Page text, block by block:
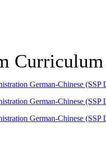
Curriculum
German-Chinese
German-Chinese
German-Chinese